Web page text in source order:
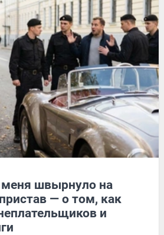
меня швырнуло на
— о том, как
и